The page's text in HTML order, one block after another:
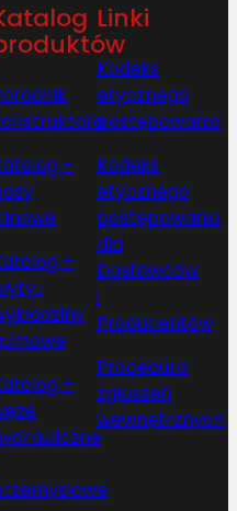
–
–
i
–
Linki
Kodeks
etycznego
postępowania
Kodeks
etycznego
postępowania
dla
Dostawców
i
Producentów
Procedura
zgłoszeń
wewnętrznych